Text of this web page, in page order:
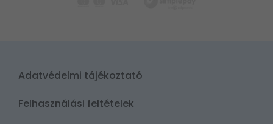
Adatvédelmi tájékoztató
Felhasználási feltételek